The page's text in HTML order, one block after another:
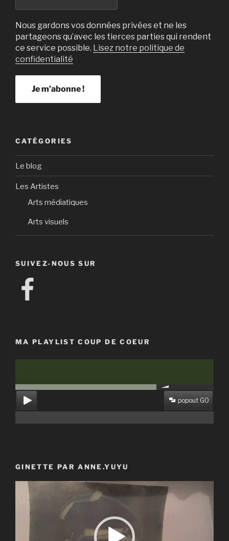
Nous gardons vos données privées et ne les
partageons qu’avec les tierces parties qui rendent
ce service possible. Lisez notre politique de
confidentialité
CATÉGORIES
Le blog
Les Artistes
Arts médiatiques
Arts visuels
SUIVEZ-NOUS SUR
Facebook
MA PLAYLIST COUP DE COEUR
popout GO
GINETTE PAR ANNE.YUYU
Lecteur
vidéo